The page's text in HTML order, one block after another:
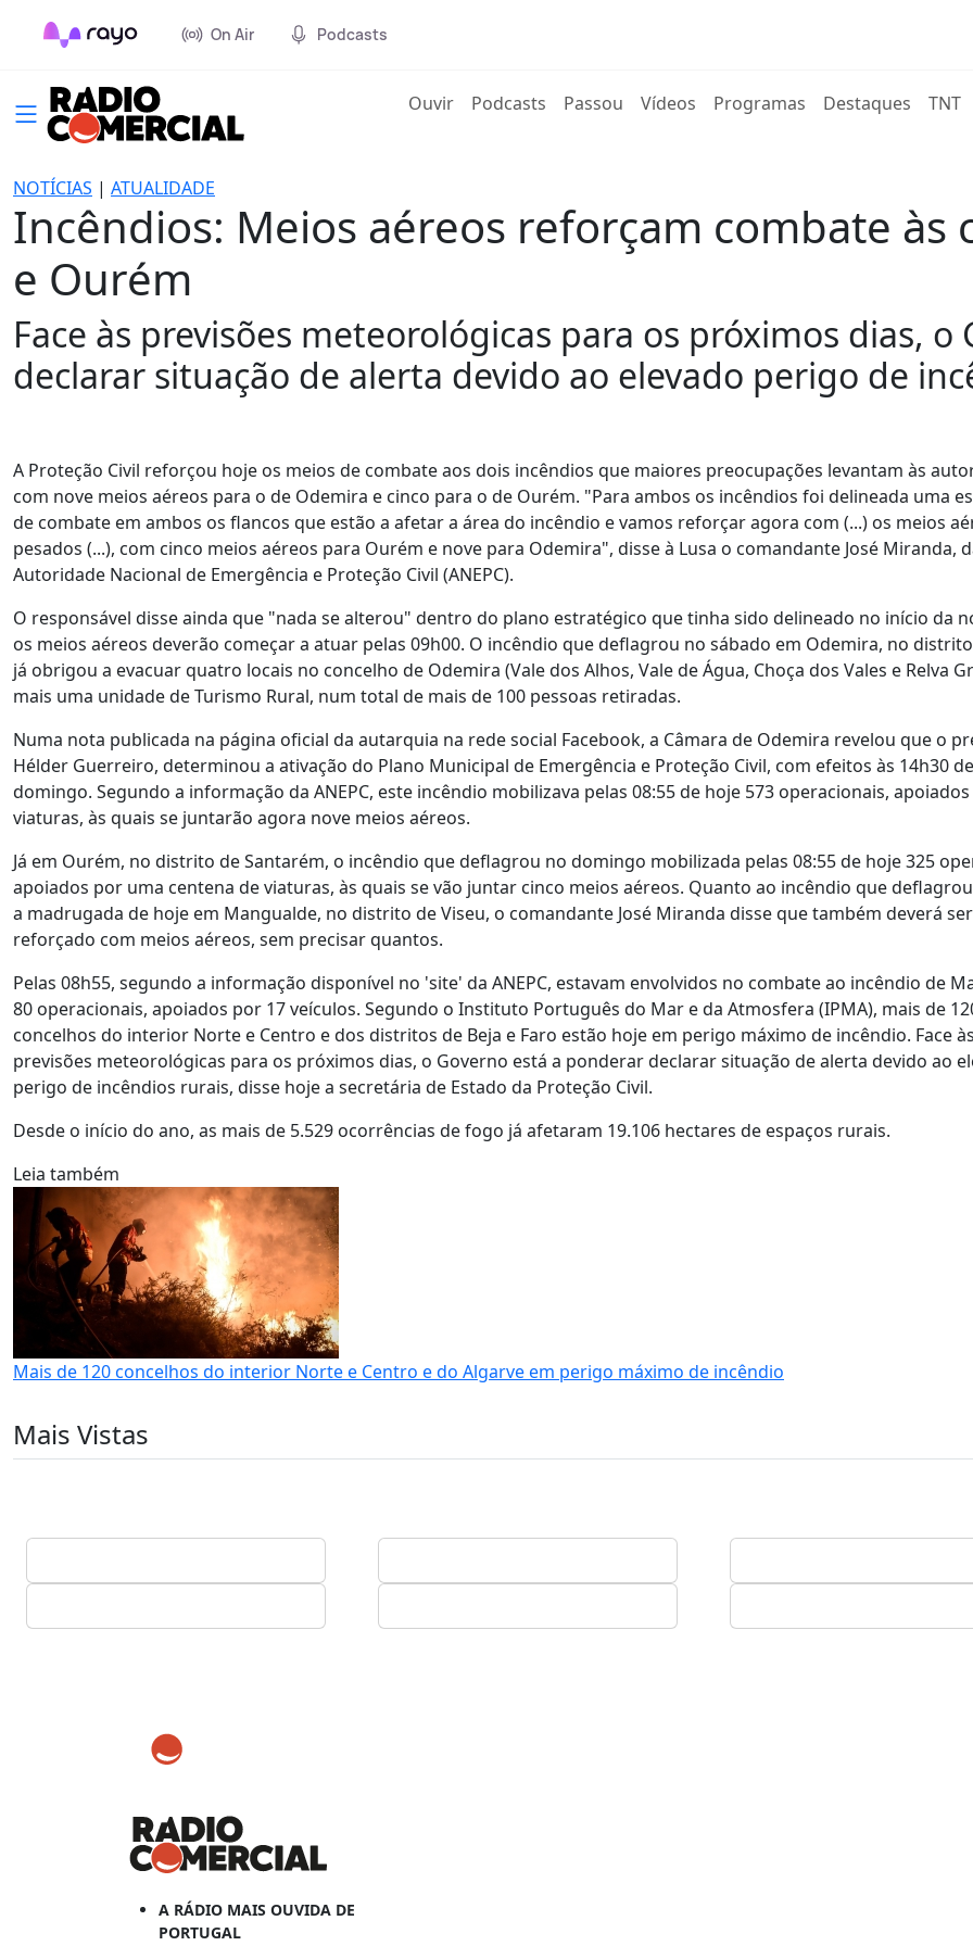
On Air Podcasts
Ouvir(current)
Podcasts Passou Vídeos Programas Destaques TNT
NOTÍCIAS | ATUALIDADE
Incêndios: Meios aéreos reforçam combate às
e Ourém
Face às previsões meteorológicas para os próximos dias,
declarar situação de alerta devido ao elevado perigo de
A Proteção Civil reforçou hoje os meios de combate aos dois incêndios que maiores preocupações levantam às
com nove meios aéreos para o de Odemira e cinco para o de Ourém. "Para ambos os incêndios foi delineada uma
de combate em ambos os flancos que estão a afetar a área do incêndio e vamos reforçar agora com (...) os meios
pesados (...), com cinco meios aéreos para Ourém e nove para Odemira", disse à Lusa o comandante José Miranda,
Autoridade Nacional de Emergência e Proteção Civil (ANEPC).
O responsável disse ainda que "nada se alterou" dentro do plano estratégico que tinha sido delineado no início da
os meios aéreos deverão começar a atuar pelas 09h00. O incêndio que deflagrou no sábado em Odemira, no
já obrigou a evacuar quatro locais no concelho de Odemira (Vale dos Alhos, Vale de Água, Choça dos Vales e Relva
mais uma unidade de Turismo Rural, num total de mais de 100 pessoas retiradas.
Numa nota publicada na página oficial da autarquia na rede social Facebook, a Câmara de Odemira revelou que o
Hélder Guerreiro, determinou a ativação do Plano Municipal de Emergência e Proteção Civil, com efeitos às 14h30 de
domingo. Segundo a informação da ANEPC, este incêndio mobilizava pelas 08:55 de hoje 573 operacionais,
viaturas, às quais se juntarão agora nove meios aéreos.
Já em Ourém, no distrito de Santarém, o incêndio que deflagrou no domingo mobilizada pelas 08:55 de hoje 325
apoiados por uma centena de viaturas, às quais se vão juntar cinco meios aéreos. Quanto ao incêndio que
a madrugada de hoje em Mangualde, no distrito de Viseu, o comandante José Miranda disse que também deverá ser
reforçado com meios aéreos, sem precisar quantos.
Pelas 08h55, segundo a informação disponível no 'site' da ANEPC, estavam envolvidos no combate ao incêndio de
80 operacionais, apoiados por 17 veículos. Segundo o Instituto Português do Mar e da Atmosfera (IPMA), mais de
concelhos do interior Norte e Centro e dos distritos de Beja e Faro estão hoje em perigo máximo de incêndio. Face às
previsões meteorológicas para os próximos dias, o Governo está a ponderar declarar situação de alerta devido ao
perigo de incêndios rurais, disse hoje a secretária de Estado da Proteção Civil.
Desde o início do ano, as mais de 5.529 ocorrências de fogo já afetaram 19.106 hectares de espaços rurais.
Leia também
Mais de 120 concelhos do interior Norte e Centro e do Algarve em perigo máximo de incêndio
Mais Vistas
A RÁDIO MAIS OUVIDA DE
PORTUGAL